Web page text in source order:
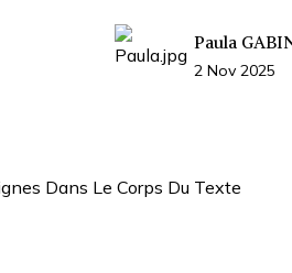
Paula
2 Nov 2025